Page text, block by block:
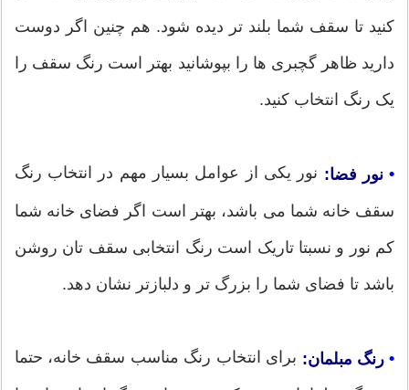
کنید تا سقف شما بلند تر دیده شود. هم چنین اگر دوست
دارید ظاهر گچبری ها را بپوشانید بهتر است رنگ سقف را
یک رنگ انتخاب کنید.
• نور فضا: نور یکی از عوامل بسیار مهم در انتخاب رنگ
سقف خانه شما می باشد، بهتر است اگر فضای خانه شما
کم نور و نسبتا تاریک است رنگ انتخابی سقف تان روشن
باشد تا فضای شما را بزرگ تر و دلبازتر نشان دهد.
• رنگ مبلمان: برای انتخاب رنگ مناسب سقف خانه، حتما